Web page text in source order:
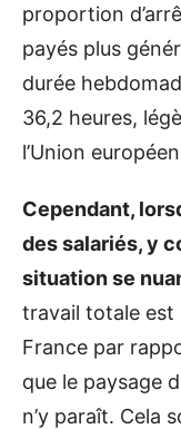
proportion
payés plus
durée
36,2 heures,
l’Union
Cependant,
des salariés, y
situation se
travail totale est
France par
que le paysage
n’y paraît. Cela